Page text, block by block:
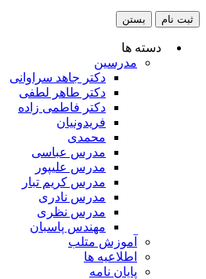
ثبت نام بستن
دسته ها
مدرسین
دکتر جاهد سراوانی
دکتر طاهر لطفی
دکتر فاطمی زاده
فریدونیان
محمدی
مدرس عباسی
مدرس علیپور
مدرس کریم تبار
مدرس نادری
مدرس نظری
مهندس پاسبان
آموزش متلب
اطلاعیه ها
پایان نامه